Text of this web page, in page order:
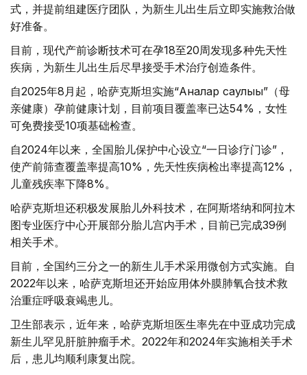
式，并提前组建医疗团队，为新生儿出生后立即实施救治做
好准备。
目前，现代产前诊断技术可在孕18至20周发现多种先天性
疾病，为新生儿出生后尽早接受手术治疗创造条件。
自2025年8月起，哈萨克斯坦实施“Аналар саулығы”（母
亲健康）孕前健康计划，目前项目覆盖率已达54%，女性
可免费接受10项基础检查。
自2024年以来，全国胎儿保护中心设立“一日诊疗门诊”，
使产前筛查覆盖率提高10%，先天性疾病检出率提高12%，
儿童残疾率下降8%。
哈萨克斯坦还积极发展胎儿外科技术，在阿斯塔纳和阿拉木
图专业医疗中心开展部分胎儿宫内手术，目前已完成39例
相关手术。
目前，全国约三分之一的新生儿手术采用微创方式实施。自
2022年以来，哈萨克斯坦还开始应用体外膜肺氧合技术救
治重症呼吸衰竭患儿。
卫生部表示，近年来，哈萨克斯坦医生率先在中亚成功完成
新生儿罕见肝脏肿瘤手术。2022年和2024年实施相关手术
后，患儿均顺利康复出院。